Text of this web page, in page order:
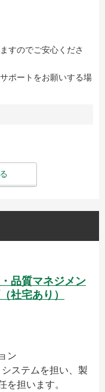
すのでご安心くださ
ポートをお願いする場
品質マネジメン
社宅あり）
ン
ステムを担い、製
を担います。